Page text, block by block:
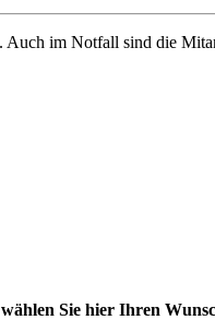
Auch im Notfall sind die
Sie hier Ihren